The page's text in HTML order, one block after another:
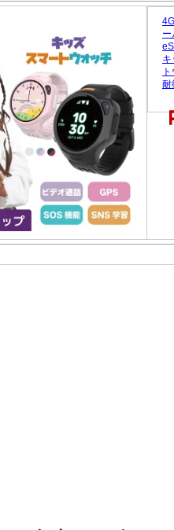
ー
キ
耐